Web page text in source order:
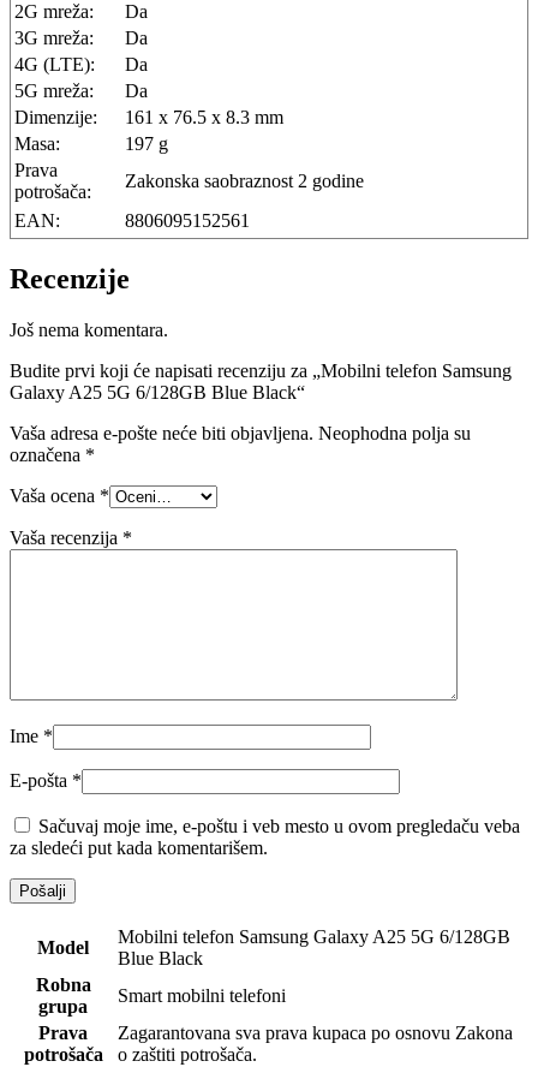
2G mreža:
Da
3G mreža:
Da
4G (LTE):
Da
5G mreža:
Da
Dimenzije:
161 x 76.5 x 8.3 mm
Masa:
197 g
Prava
potrošača:
Zakonska saobraznost 2 godine
EAN:
8806095152561
Recenzije
Još nema komentara.
Budite prvi koji će napisati recenziju za „Mobilni telefon Samsung
Galaxy A25 5G 6/128GB Blue Black“
Vaša adresa e-pošte neće biti objavljena. Neophodna polja su
označena *
Vaša ocena *
Vaša recenzija *
Ime *
E-pošta *
Sačuvaj moje ime, e-poštu i veb mesto u ovom pregledaču veba
za sledeći put kada komentarišem.
Model
Mobilni telefon Samsung Galaxy A25 5G 6/128GB
Blue Black
Robna
grupa
Smart mobilni telefoni
Prava
potrošača
Zagarantovana sva prava kupaca po osnovu Zakona
o zaštiti potrošača.